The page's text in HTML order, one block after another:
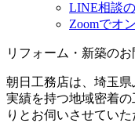
LINE相談
Zoomでオ
リフォーム・新築の
朝日工務店は、埼玉
実績を持つ地域密着
りとお伺いさせてい